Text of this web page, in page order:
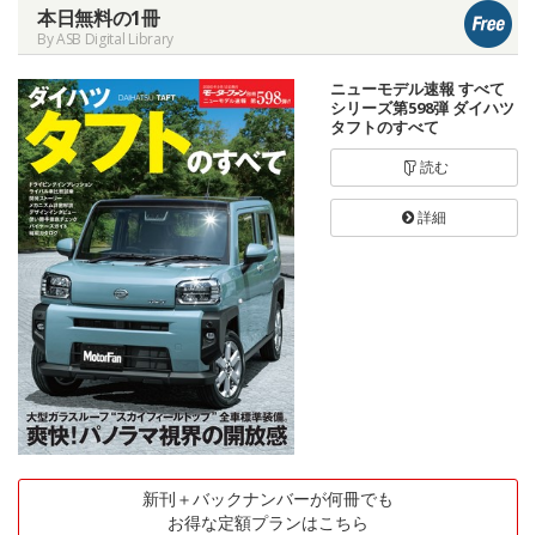
本日無料の1冊
By ASB Digital Library
ニューモデル速報 すべて
シリーズ第598弾 ダイハツ
タフトのすべて
読む
詳細
新刊＋バックナンバーが何冊でも
お得な定額プランはこちら